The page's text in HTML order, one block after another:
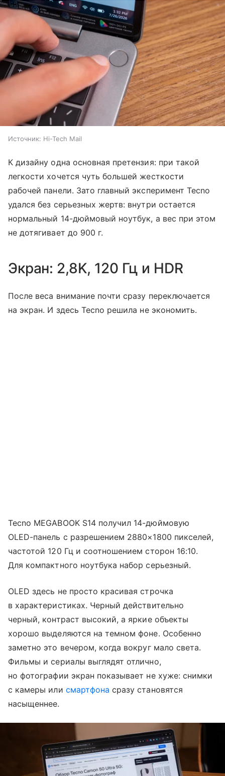
Источник: Hi-Tech Mail
К дизайну одна основная претензия: при такой
легкости хочется чуть большей жесткости
рабочей панели. Зато главный эксперимент Tecno
удался без серьезных жертв: внутри остается
нормальный 14-дюймовый ноутбук, а вес при этом
не дотягивает до 900 г.
Экран: 2,8K, 120 Гц и HDR
После веса внимание почти сразу переключается
на экран. И здесь Tecno решила не экономить.
Tecno MEGABOOK S14 получил 14-дюймовую
OLED-панель с разрешением 2880×1800 пикселей,
частотой 120 Гц и соотношением сторон 16:10.
Для компактного ноутбука набор серьезный.
OLED здесь не просто красивая строчка
в характеристиках. Черный действительно
черный, контраст высокий, а яркие объекты
хорошо выделяются на темном фоне. Особенно
заметно это вечером, когда вокруг мало света.
Фильмы и сериалы выглядят отлично,
но фотографии экран показывает не хуже: снимки
с камеры или смартфона сразу становятся
насыщеннее.